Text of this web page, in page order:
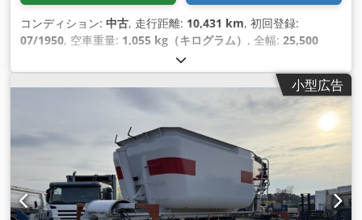
コンディション: 中古, 走行距離: 10,431 km, 初回登録:
07/1950, 空車重量: 1,055 kg（キログラム） , 全幅: 25,500
, 燃料の種類:
（TÜV）:04/1977, 座席数:4,
小型広告